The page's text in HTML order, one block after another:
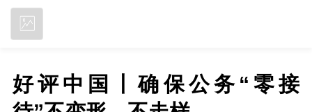
好评中国丨确保公务“零接